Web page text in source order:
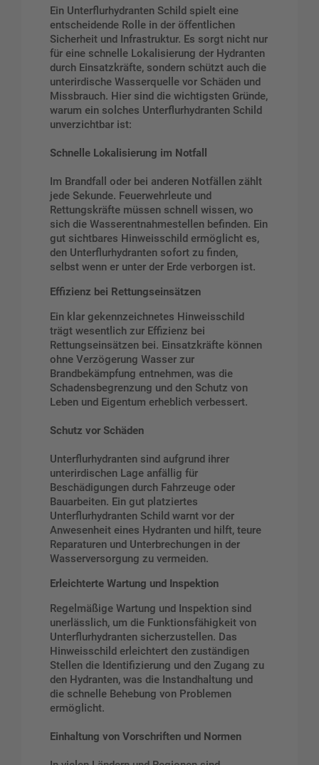
Ein Unterflurhydranten Schild spielt eine
entscheidende Rolle in der öffentlichen
Sicherheit und Infrastruktur. Es sorgt nicht nur
für eine schnelle Lokalisierung der Hydranten
durch Einsatzkräfte, sondern schützt auch die
unterirdische Wasserquelle vor Schäden und
Missbrauch. Hier sind die wichtigsten Gründe,
warum ein solches Unterflurhydranten Schild
unverzichtbar ist:
Schnelle Lokalisierung im Notfall
Im Brandfall oder bei anderen Notfällen zählt
jede Sekunde. Feuerwehrleute und
Rettungskräfte müssen schnell wissen, wo
sich die Wasserentnahmestellen befinden. Ein
gut sichtbares Hinweisschild ermöglicht es,
den Unterflurhydranten sofort zu finden,
selbst wenn er unter der Erde verborgen ist.
Effizienz bei Rettungseinsätzen
Ein klar gekennzeichnetes Hinweisschild
trägt wesentlich zur Effizienz bei
Rettungseinsätzen bei. Einsatzkräfte können
ohne Verzögerung Wasser zur
Brandbekämpfung entnehmen, was die
Schadensbegrenzung und den Schutz von
Leben und Eigentum erheblich verbessert.
Schutz vor Schäden
Unterflurhydranten sind aufgrund ihrer
unterirdischen Lage anfällig für
Beschädigungen durch Fahrzeuge oder
Bauarbeiten. Ein gut platziertes
Unterflurhydranten Schild warnt vor der
Anwesenheit eines Hydranten und hilft, teure
Reparaturen und Unterbrechungen in der
Wasserversorgung zu vermeiden.
Erleichterte Wartung und Inspektion
Regelmäßige Wartung und Inspektion sind
unerlässlich, um die Funktionsfähigkeit von
Unterflurhydranten sicherzustellen. Das
Hinweisschild erleichtert den zuständigen
Stellen die Identifizierung und den Zugang zu
den Hydranten, was die Instandhaltung und
die schnelle Behebung von Problemen
ermöglicht.
Einhaltung von Vorschriften und Normen